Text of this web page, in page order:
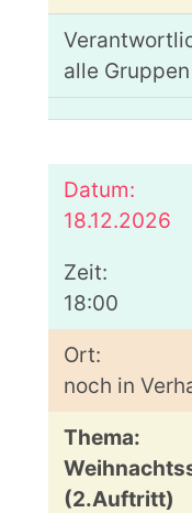
alle Gruppen
18.12.2026
18:00
noch in
(2.Auftritt)